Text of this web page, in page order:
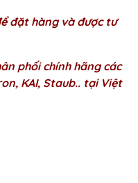
đặt hàng và được tư
phối chính hãng các
KAI, Staub.. tại Việt